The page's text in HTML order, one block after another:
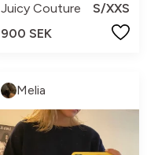
Juicy Couture
S/XXS
900 SEK
Melia